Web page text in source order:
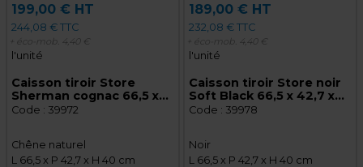
199,00 € HT
244,08 € TTC
+ éco-mob. 4,40 €
l'unité
Caisson tiroir Store
Sherman cognac 66,5 x
42,7 x 40 cm – Meuble de
Code : 39972
Chêne naturel
L 66,5 x P 42,7 x H 40 cm
189,00 € HT
232,08 € TTC
+ éco-mob. 4,40 €
l'unité
Caisson tiroir Store noir
Soft Black 66,5 x 42,7 x
40 cm – Meuble de
Code : 39978
Noir
L 66,5 x P 42,7 x H 40 cm